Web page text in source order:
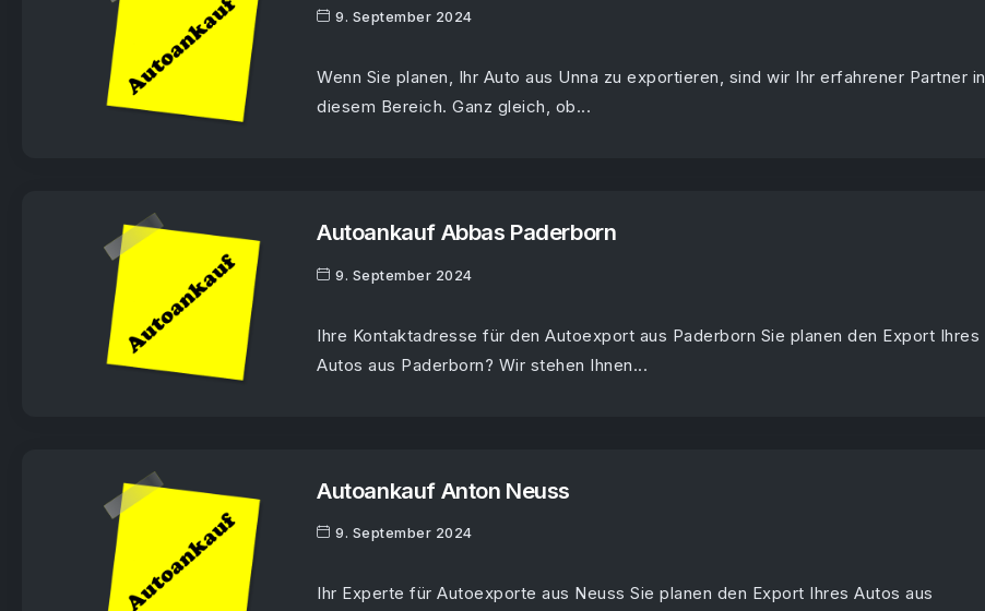
9. September 2024
Wenn Sie planen, Ihr Auto aus Unna zu exportieren, sind wir Ihr erfahrener Partner in
diesem Bereich. Ganz gleich, ob...
Autoankauf Abbas Paderborn
9. September 2024
Ihre Kontaktadresse für den Autoexport aus Paderborn Sie planen den Export Ihres
Autos aus Paderborn? Wir stehen Ihnen...
Autoankauf Anton Neuss
9. September 2024
Ihr Experte für Autoexporte aus Neuss Sie planen den Export Ihres Autos aus